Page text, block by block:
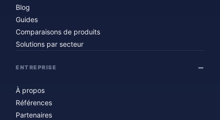
Blog
Guides
Comparaisons de produits
Solutions par secteur
ENTREPRISE
À propos
Références
Partenaires